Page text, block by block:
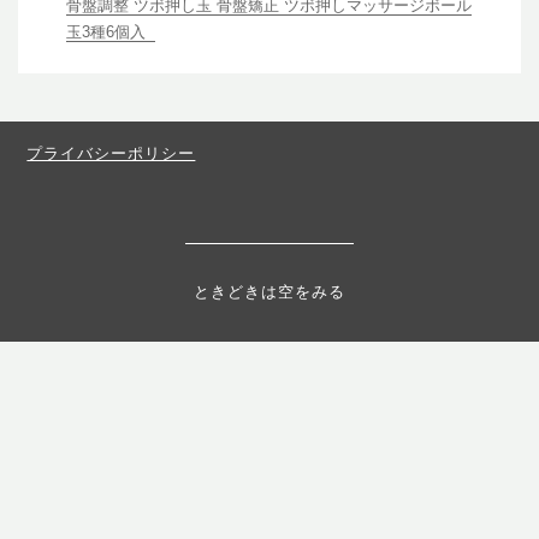
骨盤調整 ツボ押し玉 骨盤矯正 ツボ押しマッサージボール
玉3種6個入
プライバシーポリシー
ときどきは空をみる